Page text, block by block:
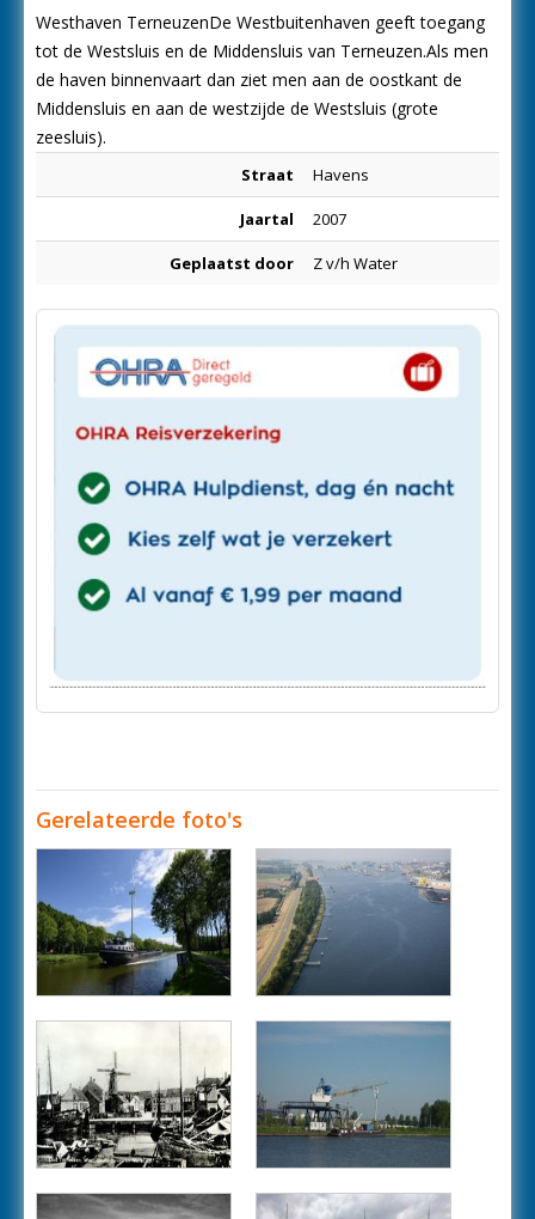
Westhaven TerneuzenDe Westbuitenhaven geeft toegang
tot de Westsluis en de Middensluis van Terneuzen.Als men
de haven binnenvaart dan ziet men aan de oostkant de
Middensluis en aan de westzijde de Westsluis (grote
zeesluis).
Straat Havens
Jaartal 2007
Geplaatst door Z v/h Water
Gerelateerde foto's